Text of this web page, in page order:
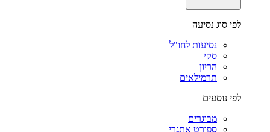
לפי סוג נסיעה
נסיעות לחו"ל
סקי
הריון
תרמילאים
לפי נוסעים
מבוגרים
ספורט אתגרי